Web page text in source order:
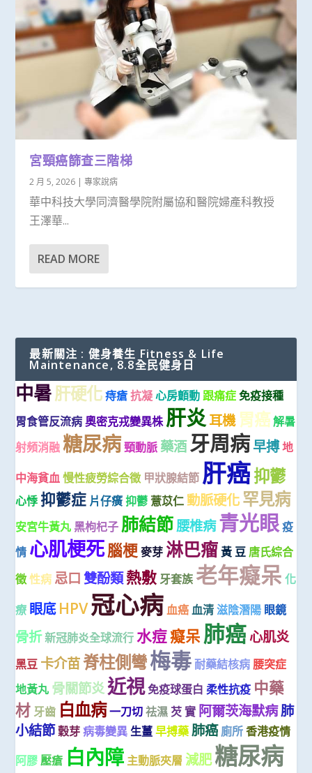
宮頸癌篩查三階梯
2 月 5, 2026 |專家說病
華中科技大學同濟醫學院附屬協和醫院婦產科教授
王澤華...
READ MORE
最新關注 : 健身養生 Fitness & Life
Maintenance, 8.8全民健身日
中暑肝硬化 痔瘡 抗凝心房顫動 跟痛症 免疫接種
胃食管反流病 奧密克戎變異株 肝炎耳機 胃癌解暑
射頻消融 糖尿病 頸動脈 藥酒牙周病早搏地
中海貧血 慢性疲勞綜合徵 甲狀腺結節 肝癌抑鬱
心悸 抑鬱症 片仔癀 抑鬱 薏苡仁 動脈硬化罕見病
安宮牛黃丸 黑枸杞子 肺結節腰椎病青光眼疫
情 心肌梗死腦梗 麥芽 淋巴瘤 黃 豆 唐氏綜合
徵性病 忌口 雙酚類熱敷 牙套族 老年癡呆 化
療 眼底 HPV冠心病 血癌 血清 滋陰潛陽 眼鏡
骨折新冠肺炎全球流行 水痘癡呆肺癌心肌炎
黑豆 卡介苗脊柱側彎梅毒 耐藥結核病 腰突症
地黃丸 骨關節炎近視免疫球蛋白 柔性抗疫 中藥
材 牙齒 白血病一刀切 祛濕 芡 實 阿爾茨海默病肺
小結節穀芽 病毒變異 生薑 早搏藥 肺癌廁所 香港疫情
阿膠 壓瘡 白內障 主動脈夾層 減肥糖尿病